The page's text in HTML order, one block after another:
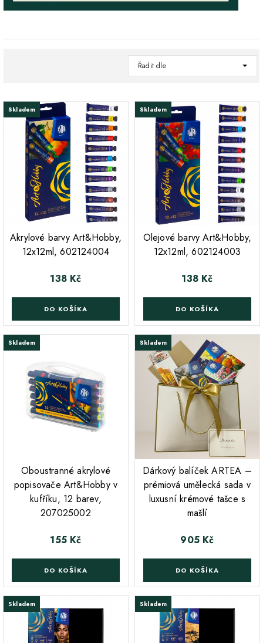
Řadit dle
Skladem
Akrylové barvy Art&Hobby,
12x12ml, 602124004
Cena
138 Kč
DO KOŠÍKA
Skladem
Olejové barvy Art&Hobby,
12x12ml, 602124003
Cena
138 Kč
DO KOŠÍKA
Skladem
Oboustranné akrylové
popisovače Art&Hobby v
kufříku, 12 barev,
207025002
Cena
155 Kč
DO KOŠÍKA
Skladem
Dárkový balíček ARTEA –
prémiová umělecká sada v
luxusní krémové tašce s
mašlí
Cena
905 Kč
DO KOŠÍKA
Skladem Skladem